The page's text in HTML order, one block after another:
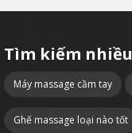
Tìm kiếm nhiều
Máy massage cầm tay
Ghế massage loại nào tốt